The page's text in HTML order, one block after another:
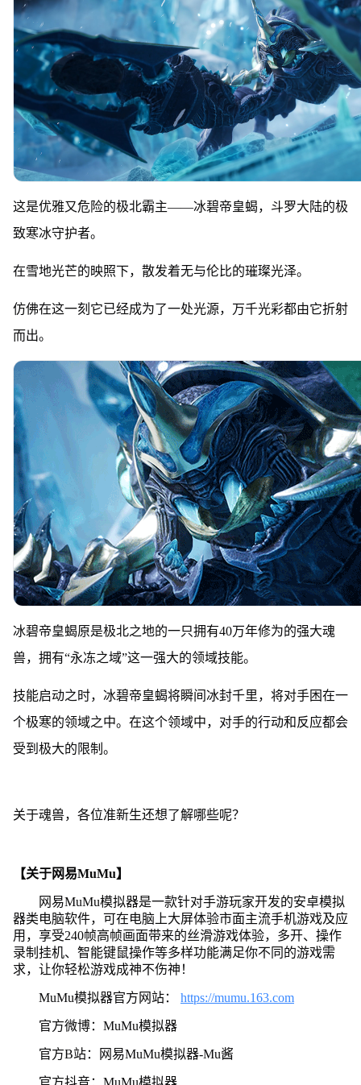
这是优雅又危险的极北霸主——冰碧帝皇蝎，斗罗大陆的极
致寒冰守护者。
在雪地光芒的映照下，散发着无与伦比的璀璨光泽。
仿佛在这一刻它已经成为了一处光源，万千光彩都由它折射
而出。
冰碧帝皇蝎原是极北之地的一只拥有40万年修为的强大魂
兽，拥有“永冻之域”这一强大的领域技能。
技能启动之时，冰碧帝皇蝎将瞬间冰封千里，将对手困在一
个极寒的领域之中。在这个领域中，对手的行动和反应都会
受到极大的限制。
关于魂兽，各位准新生还想了解哪些呢？
【关于网易MuMu】
网易MuMu模拟器是一款针对手游玩家开发的安卓模拟
器类电脑软件，可在电脑上大屏体验市面主流手机游戏及应
用，享受240帧高帧画面带来的丝滑游戏体验，多开、操作
录制挂机、智能键鼠操作等多样功能满足你不同的游戏需
求，让你轻松游戏成神不伤神！
MuMu模拟器官方网站： https://mumu.163.com
官方微博：MuMu模拟器
官方B站：网易MuMu模拟器-Mu酱